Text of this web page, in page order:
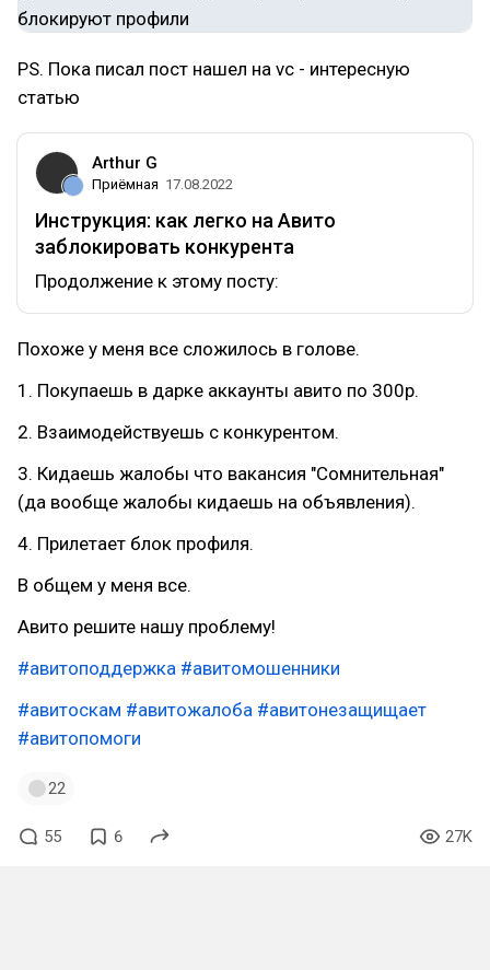
PS. Пока писал пост нашел на vc - интересную
статью
Arthur G
Приёмная 17.08.2022
Инструкция: как легко на Авито
заблокировать конкурента
Продолжение к этому посту:
Похоже у меня все сложилось в голове.
1. Покупаешь в дарке аккаунты авито по 300р.
2. Взаимодействуешь с конкурентом.
3. Кидаешь жалобы что вакансия "Сомнительная"
(да вообще жалобы кидаешь на объявления).
4. Прилетает блок профиля.
В общем у меня все.
Авито решите нашу проблему!
#авитоподдержка #авитомошенники
#авитоскам #авитожалоба #авитонезащищает
#авитопомоги
22
55 6 27K